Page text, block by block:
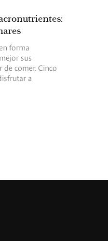
forma
sus
de comer. Cinco
a